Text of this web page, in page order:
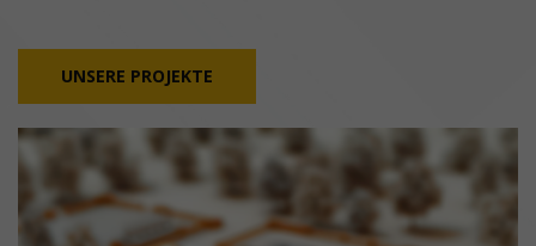
UNSERE PROJEKTE